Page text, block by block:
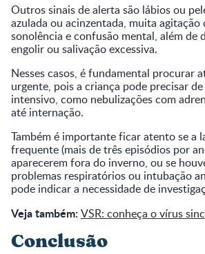
Outros sinais de alerta são lábios ou
azulada ou acinzentada, muita
sonolência e confusão mental, além de
engolir ou salivação excessiva.
Nesses casos, é fundamental procurar
urgente, pois a criança pode precisar
intensivo, como nebulizações com
até internação.
Também é importante ficar atento se a
frequente (mais de três episódios por
aparecerem fora do inverno, ou se
problemas respiratórios ou intubação
pode indicar a necessidade de
Veja também:VSR: conheça o vírus
Conclusão